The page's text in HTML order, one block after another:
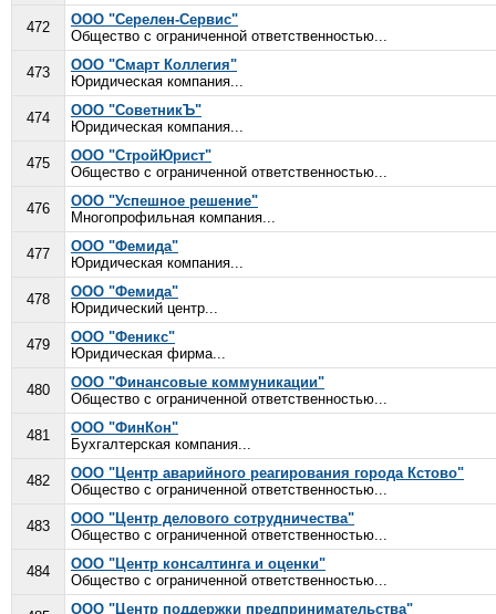
472
ООО "Серелен-Сервис"
Общество с ограниченной ответственностью...
473
ООО "Смарт Коллегия"
Юридическая компания...
474
ООО "СоветникЪ"
Юридическая компания...
475
ООО "СтройЮрист"
Общество с ограниченной ответственностью...
476
ООО "Успешное решение"
Многопрофильная компания...
477
ООО "Фемида"
Юридическая компания...
478
ООО "Фемида"
Юридический центр...
479
ООО "Феникс"
Юридическая фирма...
480
ООО "Финансовые коммуникации"
Общество с ограниченной ответственностью...
481
ООО "ФинКон"
Бухгалтерская компания...
482
ООО "Центр аварийного реагирования города Кстово"
Общество с ограниченной ответственностью...
483
ООО "Центр делового сотрудничества"
Общество с ограниченной ответственностью...
484
ООО "Центр консалтинга и оценки"
Общество с ограниченной ответственностью...
ООО "Центр поддержки предпринимательства"